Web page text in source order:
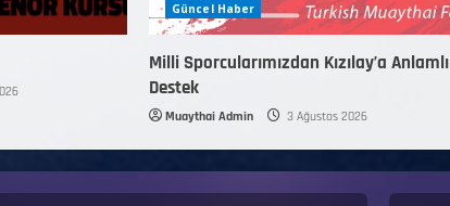
Güncel Haber
Milli Sporcularımızdan Kızılay’a Anlamlı
Destek
Muaythai Admin 3 Ağustos 2026